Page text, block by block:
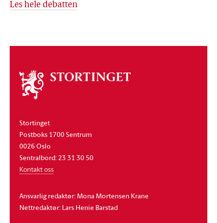
Les hele debatten
Om
stortinget
Stortinget
Postboks 1700 Sentrum
0026 Oslo
Sentralbord: 23 31 30 50
Kontakt oss
Ansvarlig redaktør: Mona Mortensen Krane
Nettredaktør: Lars Henie Barstad